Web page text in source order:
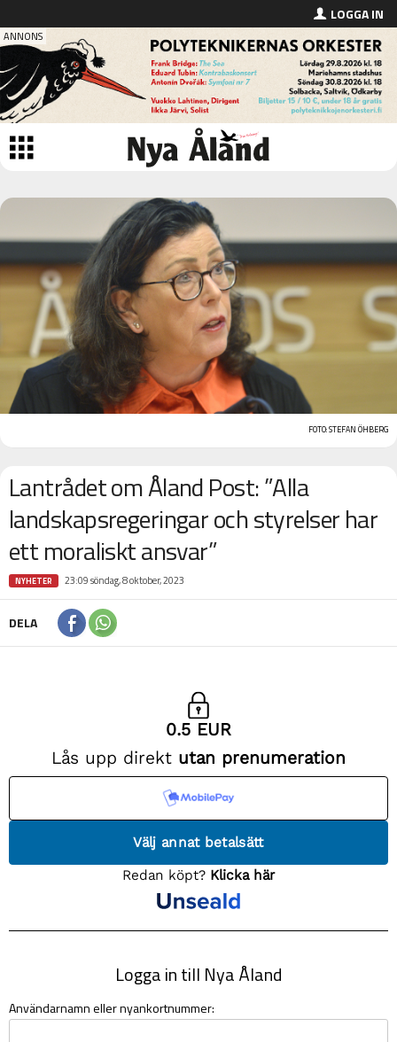
LOGGA IN
FOTO: STEFAN ÖHBERG
Lantrådet om Åland Post: ”Alla
landskapsregeringar och styrelser har
ett moraliskt ansvar”
NYHETER 23:09 söndag, 8 oktober, 2023
DELA